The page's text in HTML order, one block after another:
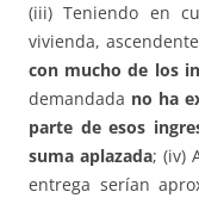
(iii) Teniendo en
vivienda,
con mucho de los
demandada no ha
parte de esos
suma aplazada; (iv)
entrega serían